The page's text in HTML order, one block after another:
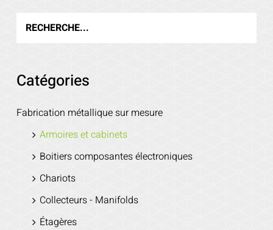
Catégories
Fabrication métallique sur mesure
Armoires et cabinets
Boitiers composantes électroniques
Chariots
Collecteurs - Manifolds
Étagères